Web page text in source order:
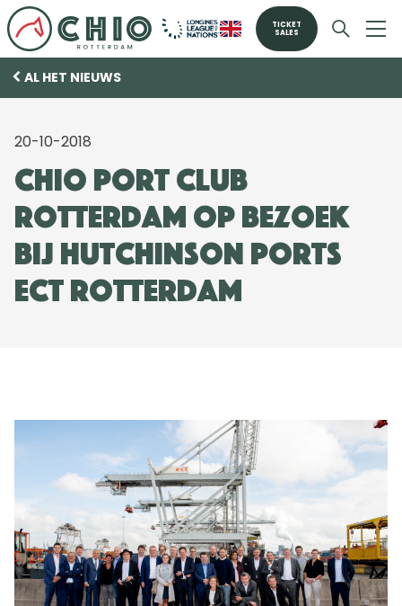
TICKET
SALES
AL HET NIEUWS
20-10-2018
CHIO Port Club
Rotterdam op bezoek
bij Hutchinson Ports
ECT Rotterdam